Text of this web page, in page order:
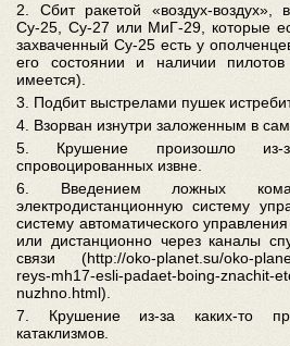
2. Сбит ракетой «воздух-воздух»,
Су-25, Су-27 или МиГ-29, которые
захваченный Су-25 есть у
его состоянии и наличии
имеется).
3. Подбит выстрелами пушек
4. Взорван изнутри заложенным в
5. Крушение произошло из-
спровоцированных извне.
6. Введением ложных
электродистанционную систему
систему автоматического
или дистанционно через каналы
связи (http://oko-planet.su/oko-
reys-mh17-esli-padaet-boing-znachit-
nuzhno.html).
7. Крушение из-за каких-то
катаклизмов.